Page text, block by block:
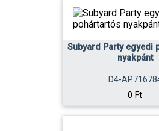
Subyard Party egyedi
nyakpánt
D4-
0 Ft